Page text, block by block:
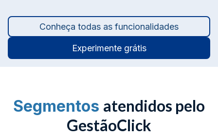
Conheça todas as funcionalidades
Experimente grátis
Segmentos atendidos pelo
GestãoClick